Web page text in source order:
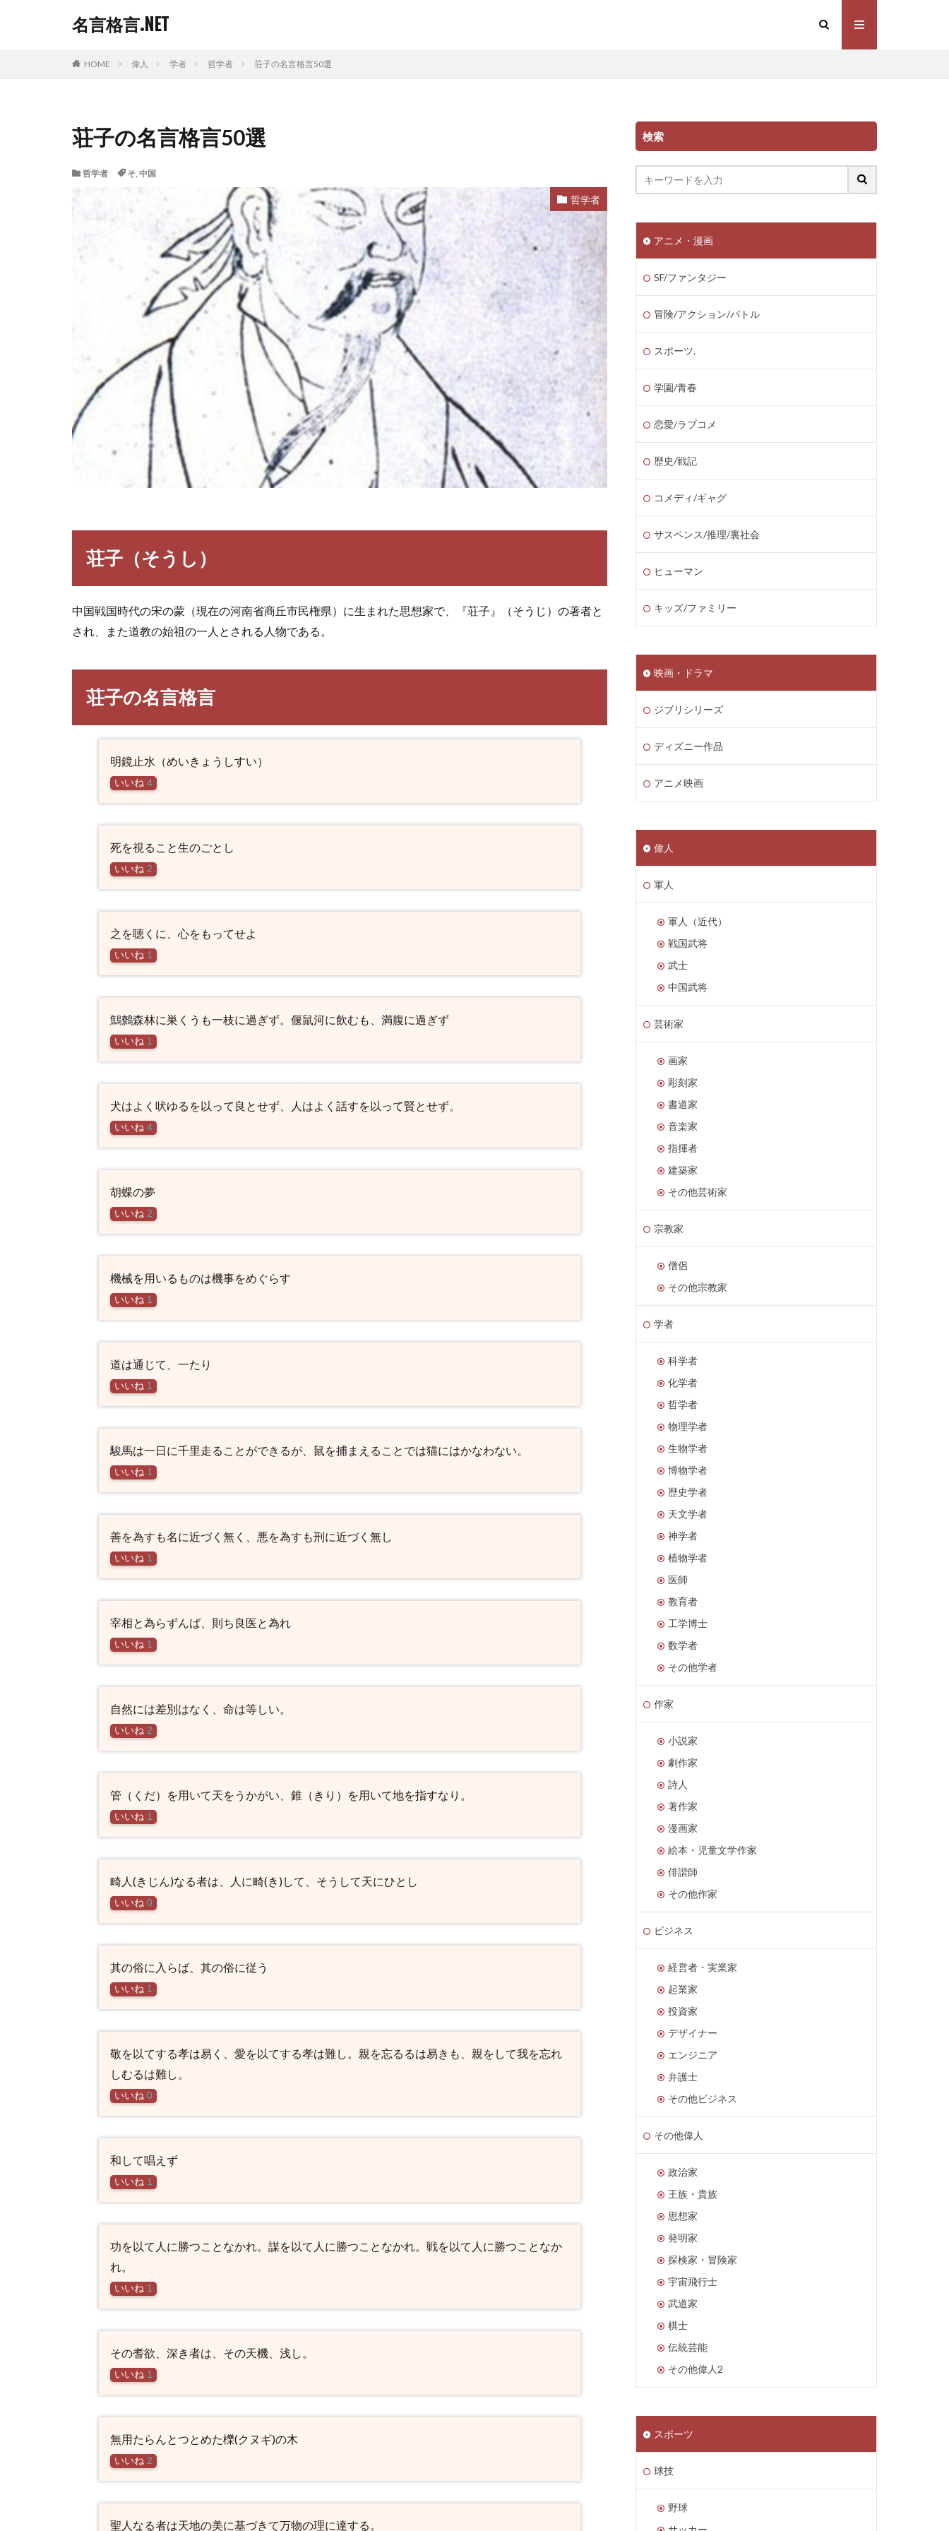
名言格言.NET
HOME 偉人 学者 哲学者 荘子の名言格言50選
荘子の名言格言50選
哲学者 そ, 中国
哲学者
荘子（そうし）
中国戦国時代の宋の蒙（現在の河南省商丘市民権県）に生まれた思想家で、『荘子』（そうじ）の著者と
され、また道教の始祖の一人とされる人物である。
荘子の名言格言
明鏡止水（めいきょうしすい）
いいね 4
死を視ること生のごとし
いいね 2
之を聴くに、心をもってせよ
いいね 1
鷦鷯森林に巣くうも一枝に過ぎず。偃鼠河に飲むも、満腹に過ぎず
いいね 1
犬はよく吠ゆるを以って良とせず、人はよく話すを以って賢とせず。
いいね 4
胡蝶の夢
いいね 2
機械を用いるものは機事をめぐらす
いいね 1
道は通じて、一たり
いいね 1
駿馬は一日に千里走ることができるが、鼠を捕まえることでは猫にはかなわない。
いいね 1
善を為すも名に近づく無く、悪を為すも刑に近づく無し
いいね 1
宰相と為らずんば、則ち良医と為れ
いいね 1
自然には差別はなく、命は等しい。
いいね 2
管（くだ）を用いて天をうかがい、錐（きり）を用いて地を指すなり。
いいね 1
畸人(きじん)なる者は、人に畸(き)して、そうして天にひとし
いいね 0
其の俗に入らば、其の俗に従う
いいね 1
敬を以てする孝は易く、愛を以てする孝は難し。親を忘るるは易きも、親をして我を忘れ
しむるは難し。
いいね 0
和して唱えず
いいね 1
功を以て人に勝つことなかれ。謀を以て人に勝つことなかれ。戦を以て人に勝つことなか
れ。
いいね 1
その耆欲、深き者は、その天機、浅し。
いいね 1
無用たらんとつとめた櫟(クヌギ)の木
いいね 2
聖人なる者は天地の美に基づきて万物の理に達する。
検索
アニメ・漫画
SF/ファンタジー
冒険/アクション/バトル
スポーツ.
学園/青春
恋愛/ラブコメ
歴史/戦記
コメディ/ギャグ
サスペンス/推理/裏社会
ヒューマン
キッズ/ファミリー
映画・ドラマ
ジブリシリーズ
ディズニー作品
アニメ映画
偉人
軍人
軍人（近代）
戦国武将
武士
中国武将
芸術家
画家
彫刻家
書道家
音楽家
指揮者
建築家
その他芸術家
宗教家
僧侶
その他宗教家
学者
科学者
化学者
哲学者
物理学者
生物学者
博物学者
歴史学者
天文学者
神学者
植物学者
医師
教育者
工学博士
数学者
その他学者
作家
小説家
劇作家
詩人
著作家
漫画家
絵本・児童文学作家
俳諧師
その他作家
ビジネス
経営者・実業家
起業家
投資家
デザイナー
エンジニア
弁護士
その他ビジネス
その他偉人
政治家
王族・貴族
思想家
発明家
探検家・冒険家
宇宙飛行士
武道家
棋士
伝統芸能
その他偉人2
スポーツ
球技
野球